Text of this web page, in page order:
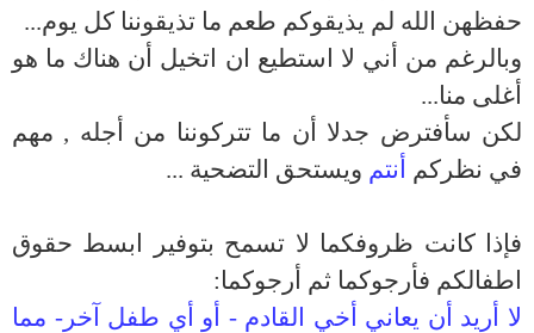
حفظهن الله لم يذيقوكم طعم ما تذيقوننا كل يوم...
وبالرغم من أني لا استطيع ان اتخيل أن هناك ما هو
أغلى منا...
لكن سأفترض جدلا أن ما تتركوننا من أجله , مهم
في نظركم
أنتم ويستحق التضحية ...
فإذا كانت ظروفكما لا تسمح بتوفير ابسط حقوق
اطفالكم فأرجوكما ثم أرجوكما:
لا أريد أن يعاني أخي القادم - أو أي طفل آخر- مما